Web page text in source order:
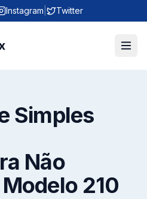
Instagram Twitter
Simples
Não
210